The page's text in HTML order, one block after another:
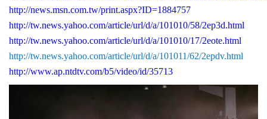
http://news.msn.com.tw/print.aspx?ID=1884757
http://tw.news.yahoo.com/article/url/d/a/101010/58/2ep3d.html
http://tw.news.yahoo.com/article/url/d/a/101010/17/2eote.html
http://tw.news.yahoo.com/article/url/d/a/101011/62/2epdv.html
http://www.ap.ntdtv.com/b5/video/id/35713